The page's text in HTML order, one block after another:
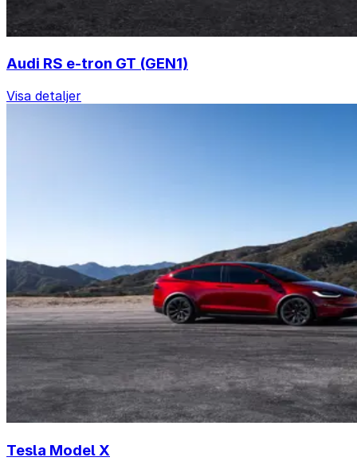
Audi RS e-tron GT (GEN1)
Visa detaljer
Tesla Model X